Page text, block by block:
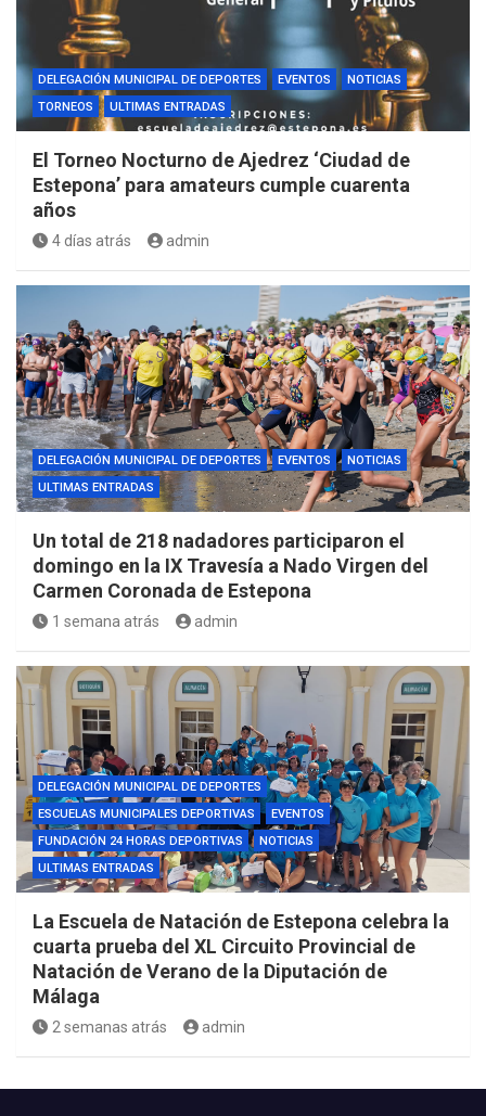
DELEGACIÓN MUNICIPAL DE DEPORTES EVENTOS
NOTICIAS
TORNEOS
ULTIMAS ENTRADAS
El Torneo Nocturno de Ajedrez ‘Ciudad de
Estepona’ para amateurs cumple cuarenta
años
4 días atrás admin
DELEGACIÓN MUNICIPAL DE DEPORTES EVENTOS
NOTICIAS
ULTIMAS ENTRADAS
Un total de 218 nadadores participaron el
domingo en la IX Travesía a Nado Virgen del
Carmen Coronada de Estepona
1 semana atrás admin
DELEGACIÓN MUNICIPAL DE DEPORTES
ESCUELAS MUNICIPALES DEPORTIVAS
EVENTOS
FUNDACIÓN 24 HORAS DEPORTIVAS
NOTICIAS
ULTIMAS ENTRADAS
La Escuela de Natación de Estepona celebra la
cuarta prueba del XL Circuito Provincial de
Natación de Verano de la Diputación de
Málaga
2 semanas atrás admin